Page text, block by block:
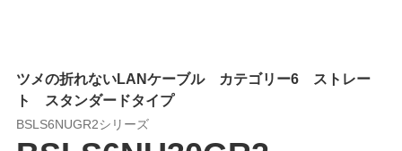
ツメの折れないLANケーブル カテゴリー6 ストレー
ト スタンダードタイプ
BSLS6NUGR2シリーズ